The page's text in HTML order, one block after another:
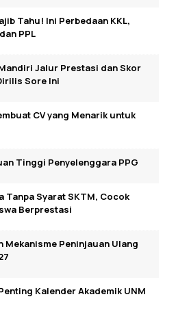
Tahu! Ini Perbedaan KKL,
PPL
Jalur Prestasi dan Skor
Sore Ini
CV yang Menarik untuk
Tinggi Penyelenggara PPG
Tanpa Syarat SKTM, Cocok
Berprestasi
Mekanisme Peninjauan Ulang
Kalender Akademik UNM